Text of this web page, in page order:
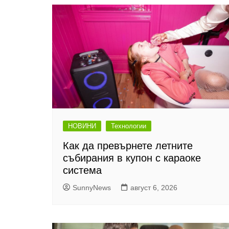
НОВИНИ Технологии
Как да превърнете летните
събирания в купон с караоке
система
SunnyNews август 6, 2026